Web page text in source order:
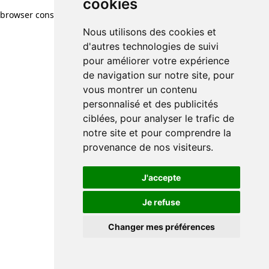
cookies
Nous utilisons des cookies et
d'autres technologies de suivi
pour améliorer votre expérience
de navigation sur notre site, pour
vous montrer un contenu
personnalisé et des publicités
ciblées, pour analyser le trafic de
notre site et pour comprendre la
provenance de nos visiteurs.
J'accepte
Je refuse
Changer mes préférences
browser console for more information)